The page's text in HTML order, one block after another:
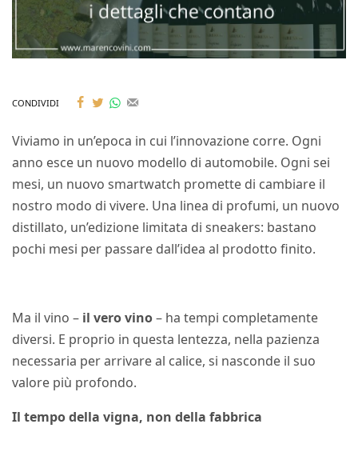
CONDIVIDI
Viviamo in un’epoca in cui l’innovazione corre. Ogni
anno esce un nuovo modello di automobile. Ogni sei
mesi, un nuovo smartwatch promette di cambiare il
nostro modo di vivere. Una linea di profumi, un nuovo
distillato, un’edizione limitata di sneakers: bastano
pochi mesi per passare dall’idea al prodotto finito.
Ma il vino – il vero vino– ha tempi completamente
diversi. E proprio in questa lentezza, nella pazienza
necessaria per arrivare al calice, si nasconde il suo
valore più profondo.
Il tempo della vigna, non della fabbrica